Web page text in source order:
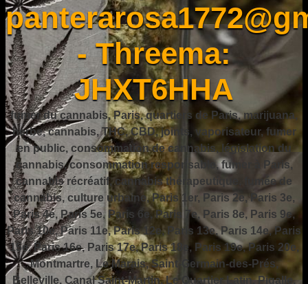
- Threema:
JHXT6HHA
fumer du cannabis, Paris, quartiers de Paris, marijuana,
herbe, cannabis, THC, CBD, joints, vaporisateur, fumer
en public, consommation de cannabis, législation du
cannabis, consommation responsable, fumer à Paris,
cannabis récréatif, cannabis thérapeutique, fumée de
cannabis, culture urbaine, Paris 1er, Paris 2e, Paris 3e,
Paris 4e, Paris 5e, Paris 6e, Paris 7e, Paris 8e, Paris 9e,
Paris 10e, Paris 11e, Paris 12e, Paris 13e, Paris 14e, Paris
15e, Paris 16e, Paris 17e, Paris 18e, Paris 19e, Paris 20e,
Montmartre, Le Marais, Saint-Germain-des-Prés,
Belleville, Canal Saint-Martin, Le Quartier Latin, Pigalle,